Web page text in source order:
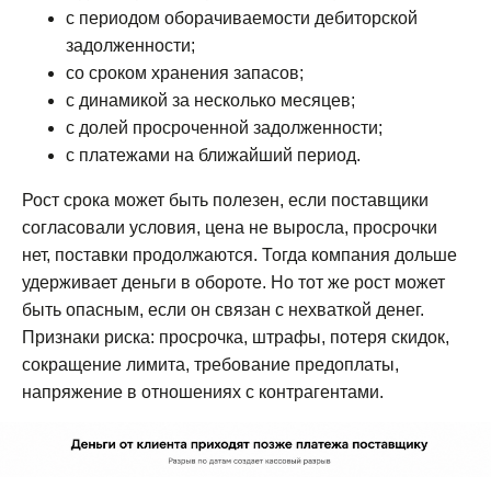
с периодом оборачиваемости дебиторской
задолженности;
со сроком хранения запасов;
с динамикой за несколько месяцев;
с долей просроченной задолженности;
с платежами на ближайший период.
Рост срока может быть полезен, если поставщики
согласовали условия, цена не выросла, просрочки
нет, поставки продолжаются. Тогда компания дольше
удерживает деньги в обороте. Но тот же рост может
быть опасным, если он связан с нехваткой денег.
Признаки риска: просрочка, штрафы, потеря скидок,
сокращение лимита, требование предоплаты,
напряжение в отношениях с контрагентами.